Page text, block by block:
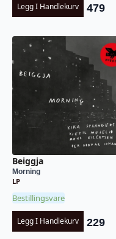
Legg I Handlekurv 479
Beiggja
Morning
LP
Bestillingsvare
Legg I Handlekurv 229